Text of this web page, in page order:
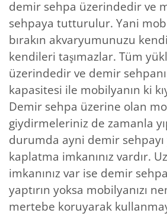
demir sehpa üzerindedir ve
sehpaya tutturulur. Yani
bırakın akvaryumunuzu
kendileri taşımazlar. Tüm
üzerindedir ve demir
kapasitesi ile mobilyanın ki
Demir sehpa üzerine olan
giydirmeleriniz de zamanla
durumda ayni demir
kaplatma imkanınız vardır.
imkanınız var ise demir
yaptırın yoksa mobilyanızı
mertebe koruyarak